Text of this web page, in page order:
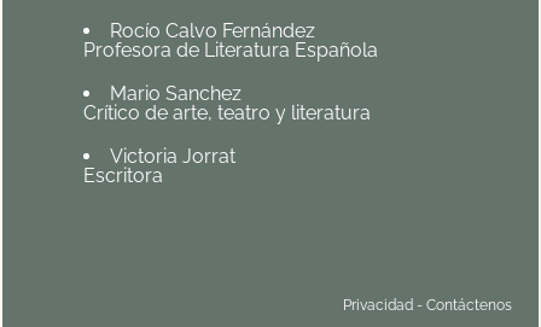
Rocío Calvo Fernández
Profesora de Literatura Española
Mario Sanchez
Crítico de arte, teatro y literatura
Victoria Jorrat
Escritora
Privacidad- Contáctenos